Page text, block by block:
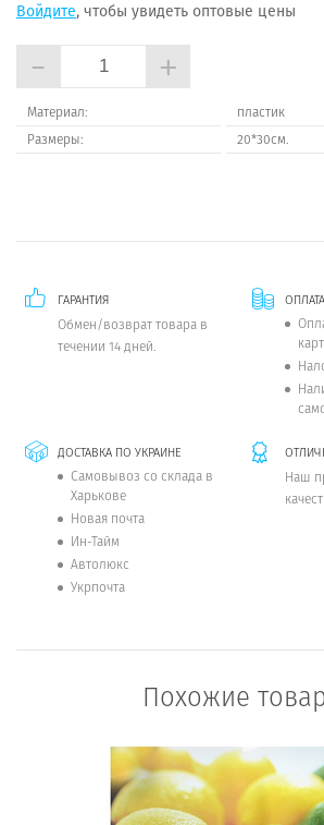
Войдите, чтобы увидеть оптовые цены
- +
Материал:
пластик
Размеры:
20*30см.
ГАРАНТИЯ
Обмен/возврат товара в
течении 14 дней.
ОПЛАТА
ДОСТАВКА ПО УКРАИНЕ
Самовывоз со склада в
Харькове
Новая почта
Ин-Тайм
Автолюкс
Укрпочта
Наш
Похожие